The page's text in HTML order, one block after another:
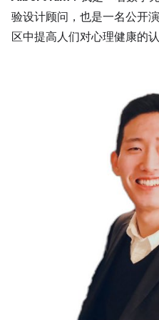
验设计顾问，也是一名公开
区中提高人们对心理健康的认